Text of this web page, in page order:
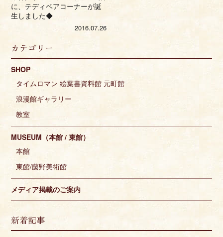
に、テディベアコーナーが誕
生しました◆
2016.07.26
カテゴリー
SHOP
タイムロマン 絵葉書資料館 元町館
浪漫館ギャラリー
教室
MUSEUM（本館 / 東館）
本館
東館/藤野美術館
メディア掲載のご案内
新着記事